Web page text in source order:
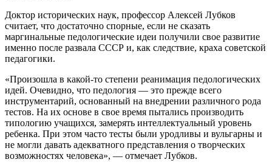
Доктор исторических наук, профессор Алексей Лубков
считает, что достаточно спорные, если не сказать
маргинальные педологические идеи получили свое развитие
именно после развала СССР и, как следствие, краха советской
педагогики.
«Произошла в какой-то степени реанимация педологических
идей. Очевидно, что педология — это прежде всего
инструментарий, основанный на внедрении различного рода
тестов. На их основе в свое время пытались производить
типологию учащихся, замерять интеллектуальный уровень
ребенка. При этом часто тесты были уродливы и вульгарны и
не могли давать адекватного представления о творческих
возможностях человека», — отмечает Лубков.